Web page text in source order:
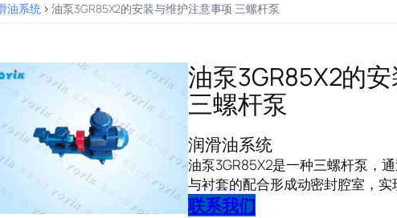
油系统>油泵3GR85X2的安装与维护注意事项 三螺杆泵
油泵3GR85X2的
三螺杆泵
润滑油系统
油泵3GR85X2是一种三螺杆泵，
与衬套的配合形成动密封腔室，
联系我们